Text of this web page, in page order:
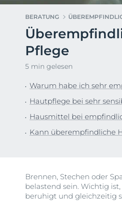
Sonnenschutz
Trockene
Trockene
Unreine Haut
Deine
BERATUNG
Pflege
5 min gelesen
Warum habe ich sehr
Hautpflege bei sehr
Hausmittel bei
Kann überempfindliche
Brennen, Stechen oder
belastend sein. Wichtig
beruhigt und gleichzeitig